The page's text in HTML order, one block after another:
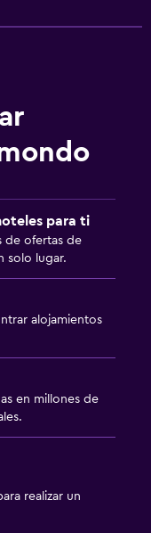
para ti
de ofertas de
solo lugar.
alojamientos
en millones de
realizar un